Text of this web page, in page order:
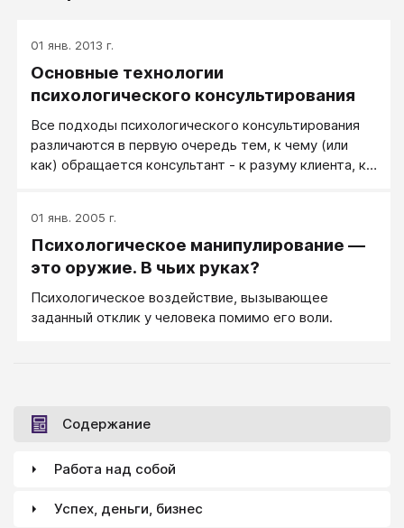
01 янв. 2013 г.
Основные технологии
психологического консультирования
Все подходы психологического консультирования
различаются в первую очередь тем, к чему (или
как) обращается консультант - к разуму клиента, к
бессознательному, воздействуя на эмоции клиента,
создавая тому живые впечатления, внушения и
состояния) - Суггестивное воздействие. С другой
01 янв. 2005 г.
Психологическое манипулирование —
это оружие. В чьих руках?
Психологическое воздействие, вызывающее
заданный отклик у человека помимо его воли.
Содержание
Работа над собой
Успех, деньги, бизнес